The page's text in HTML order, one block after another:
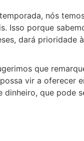
nós
Isso porque
dará prioridade
que
vir a oferecer
que pode